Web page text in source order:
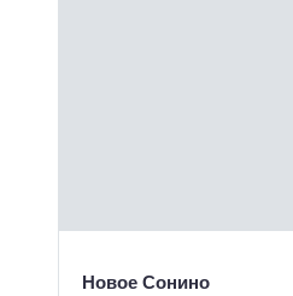
Новое Сонино